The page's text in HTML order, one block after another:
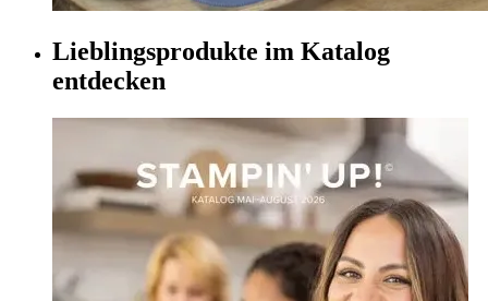
Lieblingsprodukte im Katalog
entdecken